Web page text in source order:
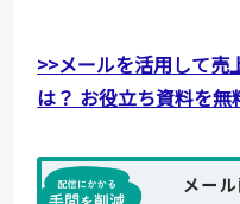
>>メールを活用して売
は？ お役立ち資料を無